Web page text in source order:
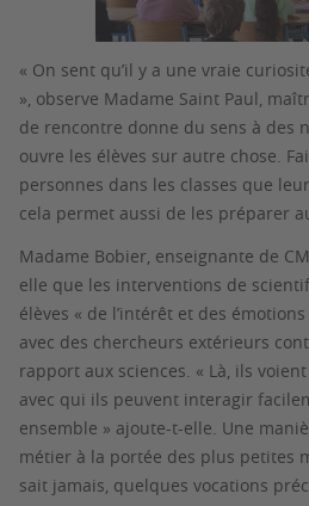
« On sent qu’il y a une vraie
», observe Madame Saint Paul,
de rencontre donne du sens à des
ouvre les élèves sur autre chose.
personnes dans les classes que
cela permet aussi de les préparer
Madame Bobier, enseignante de
elle que les interventions de
élèves « de l’intérêt et des
avec des chercheurs extérieurs
rapport aux sciences. « Là, ils
avec qui ils peuvent interagir
ensemble » ajoute-t-elle. Une
métier à la portée des plus petites
sait jamais, quelques vocations